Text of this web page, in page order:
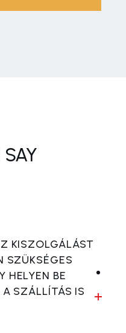
KISZOLGÁLÁST
SZÜKSÉGES
HELYEN BE
SZÁLLÍTÁS IS
ÉS
MINDEN
KISZOLGÁLÁST
SZÜKSÉGES
HELYEN BE
SZÁLLÍTÁS IS
ÉS
MINDEN